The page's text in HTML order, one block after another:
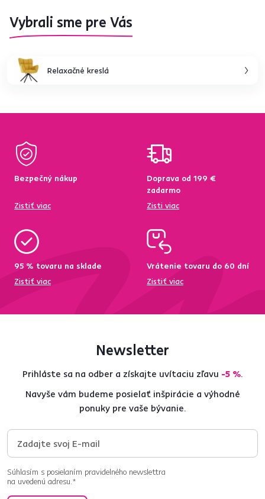
Vybrali sme pre Vás
Relaxačné kreslá
Bezpečný nákup
Zistiť viac
Doprava od 199 €
zadarmo
Zisti viac
95 % tovaru na sklade
Zistiť viac
Vrátenie tovaru do 60 dní
Zistiť viac
Newsletter
Prihláste sa na odber a získajte uvítaciu zľavu -5 %.
Navyše vám budeme posielať inšpirácie a výhodné
ponuky pre vaše bývanie.
Súhlasím s posielaním pravidelného newslettra
na uvedenú adresu.*